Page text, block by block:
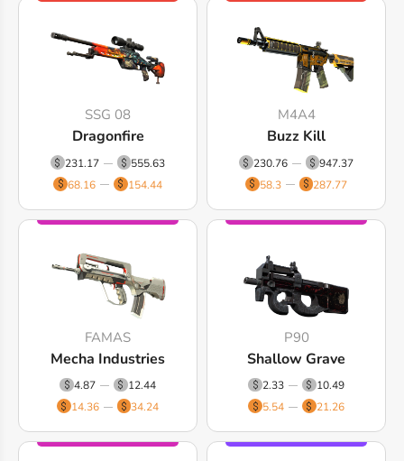
SSG 08
Dragonfire
231.17
555.63
68.16
154.44
M4A4
Buzz Kill
230.76
947.37
58.3
287.77
FAMAS
Mecha Industries
4.87
12.44
14.36
34.24
P90
Shallow Grave
2.33
10.49
5.54
21.26